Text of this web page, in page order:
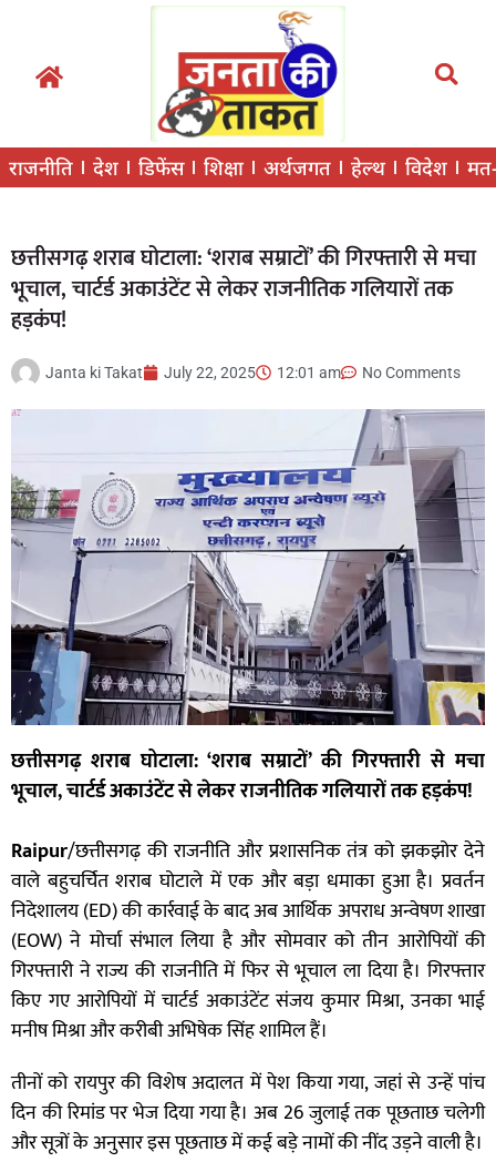
राजनीति देश डिफेंस शिक्षा अर्थजगत हेल्थ विदेश
छत्तीसगढ़ शराब घोटाला: ‘शराब सम्राटों’ की गिरफ्तारी से मचा
भूचाल, चार्टर्ड अकाउंटेंट से लेकर राजनीतिक गलियारों तक
हड़कंप!
Janta ki Takat July 22, 2025 12:01 am No Comments
छत्तीसगढ़ शराब घोटाला: ‘शराब सम्राटों’ की गिरफ्तारी से मचा
भूचाल, चार्टर्ड अकाउंटेंट से लेकर राजनीतिक गलियारों तक हड़कंप!
Raipur/छत्तीसगढ़ की राजनीति और प्रशासनिक तंत्र को झकझोर देने
वाले बहुचर्चित शराब घोटाले में एक और बड़ा धमाका हुआ है। प्रवर्तन
निदेशालय (ED) की कार्रवाई के बाद अब आर्थिक अपराध अन्वेषण शाखा
(EOW) ने मोर्चा संभाल लिया है और सोमवार को तीन आरोपियों की
गिरफ्तारी ने राज्य की राजनीति में फिर से भूचाल ला दिया है। गिरफ्तार
किए गए आरोपियों में चार्टर्ड अकाउंटेंट संजय कुमार मिश्रा, उनका भाई
मनीष मिश्रा और करीबी अभिषेक सिंह शामिल हैं।
तीनों को रायपुर की विशेष अदालत में पेश किया गया, जहां से उन्हें पांच
दिन की रिमांड पर भेज दिया गया है। अब 26 जुलाई तक पूछताछ चलेगी
और सूत्रों के अनुसार इस पूछताछ में कई बड़े नामों की नींद उड़ने वाली है।